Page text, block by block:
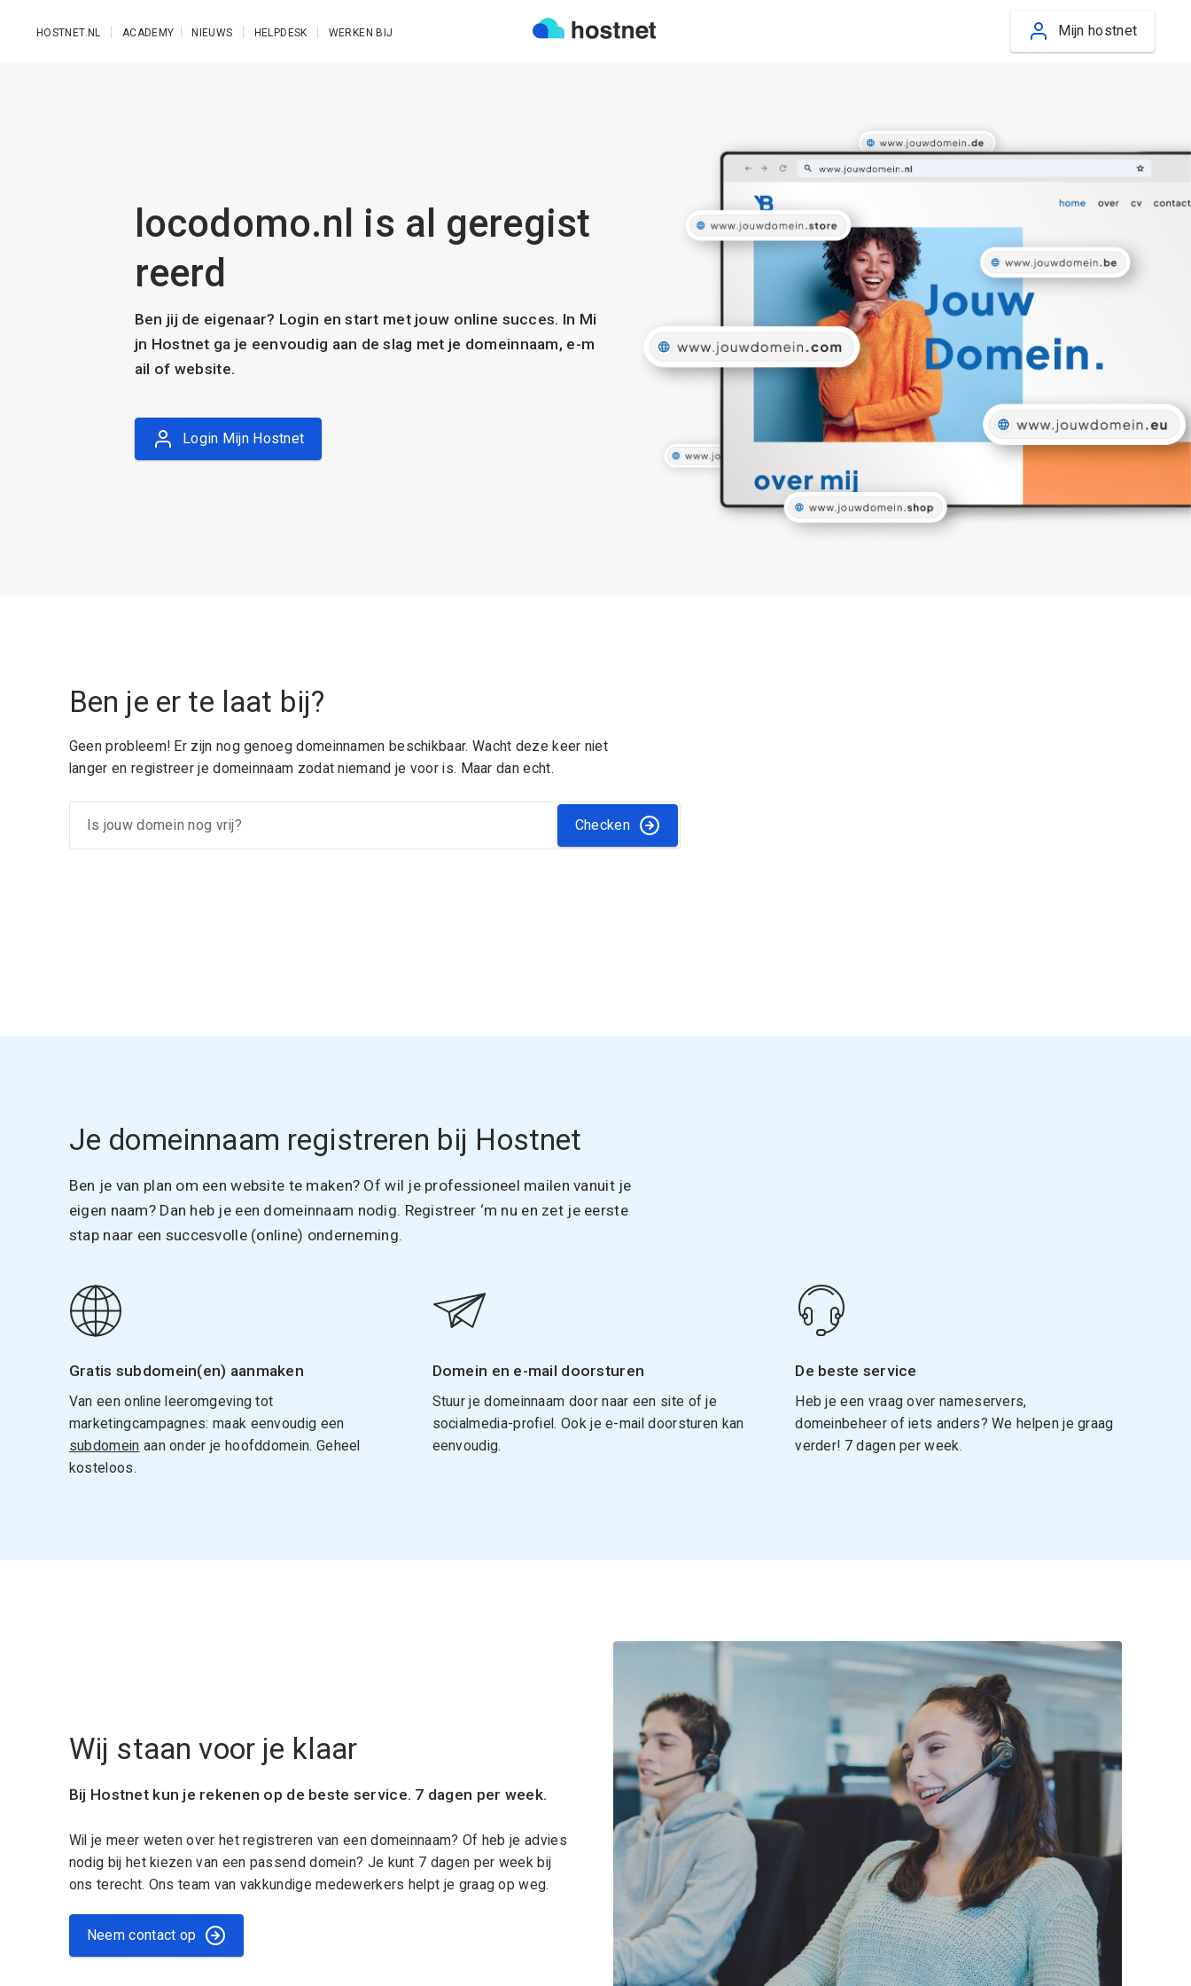
HOSTNET.NL ACADEMY NIEUWS HELPDESK WERKEN BIJ Mijn hostnet
locodomo.nl is al geregist
reerd
Ben jij de eigenaar? Login en start met jouw online succes. In Mi
jn Hostnet ga je eenvoudig aan de slag met je domeinnaam, e-m
ail of website.
Login Mijn Hostnet
Ben je er te laat bij?
Geen probleem! Er zijn nog genoeg domeinnamen beschikbaar. Wacht deze keer niet
langer en registreer je domeinnaam zodat niemand je voor is. Maar dan echt.
Checken
Je domeinnaam registreren bij Hostnet
Ben je van plan om een website te maken? Of wil je professioneel mailen vanuit je
eigen naam? Dan heb je een domeinnaam nodig. Registreer ‘m nu en zet je eerste
stap naar een succesvolle (online) onderneming.
Gratis subdomein(en) aanmaken
Van een online leeromgeving tot
marketingcampagnes: maak eenvoudig een
subdomein aan onder je hoofddomein. Geheel
kosteloos.
Domein en e-mail doorsturen
Stuur je domeinnaam door naar een site of je
socialmedia-profiel. Ook je e-mail doorsturen kan
eenvoudig.
De beste service
Heb je een vraag over nameservers,
domeinbeheer of iets anders? We helpen je graag
verder! 7 dagen per week.
Wij staan voor je klaar
Bij Hostnet kun je rekenen op de beste service. 7 dagen per week.
Wil je meer weten over het registreren van een domeinnaam? Of heb je advies
nodig bij het kiezen van een passend domein? Je kunt 7 dagen per week bij
ons terecht. Ons team van vakkundige medewerkers helpt je graag op weg.
Neem contact op